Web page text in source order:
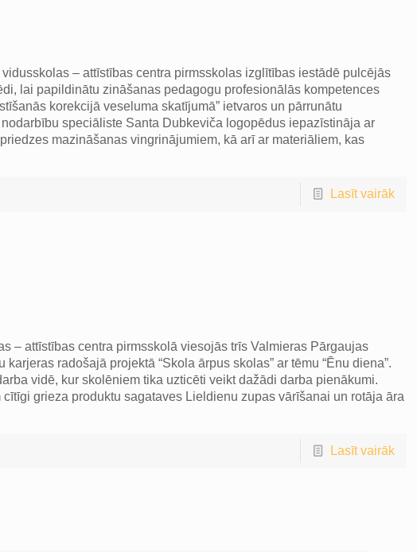
– attīstības centra pirmsskolas izglītības iestādē pulcējās
lai papildinātu zināšanas pedagogu profesionālās kompetences
korekcijā veseluma skatījumā” ietvaros un pārrunātu
speciāliste Santa Dubkeviča logopēdus iepazīstināja ar
mazināšanas vingrinājumiem, kā arī ar materiāliem, kas
Lasīt vairāk
– attīstības centra pirmsskolā viesojās trīs Valmieras Pārgaujas
radošajā projektā “Skola ārpus skolas” ar tēmu “Ēnu diena”.
vidē, kur skolēniem tika uzticēti veikt dažādi darba pienākumi.
grieza produktu sagataves Lieldienu zupas vārīšanai un rotāja āra
Lasīt vairāk